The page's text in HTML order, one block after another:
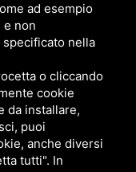
fiscale 03472740376
ad esempio
e non
nella
o cliccando
cookie
da installare,
puoi
anche diversi
tutti". In